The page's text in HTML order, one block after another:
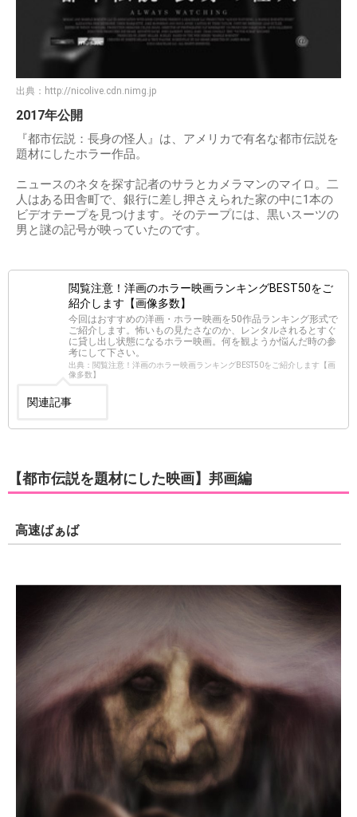
出典： http://nicolive.cdn.nimg.jp
2017年公開
『都市伝説：長身の怪人』は、アメリカで有名な都市伝説を
題材にしたホラー作品。
ニュースのネタを探す記者のサラとカメラマンのマイロ。二
人はある田舎町で、銀行に差し押さえられた家の中に1本の
ビデオテープを見つけます。そのテープには、黒いスーツの
男と謎の記号が映っていたのです。
閲覧注意！洋画のホラー映画ランキングBEST50をご
紹介します【画像多数】
今回はおすすめの洋画・ホラー映画を50作品ランキング形式で
ご紹介します。怖いもの見たさなのか、レンタルされるとすぐ
に貸し出し状態になるホラー映画。何を観ようか悩んだ時の参
考にして下さい。
出典：閲覧注意！洋画のホラー映画ランキングBEST50をご紹介します【画
像多数】
関連記事
【都市伝説を題材にした映画】邦画編
高速ばぁば